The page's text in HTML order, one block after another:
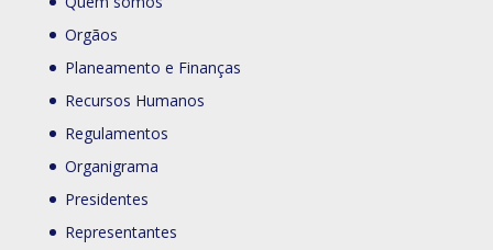
Orgãos
Planeamento e Finanças
Recursos Humanos
Regulamentos
Organigrama
Presidentes
Representantes